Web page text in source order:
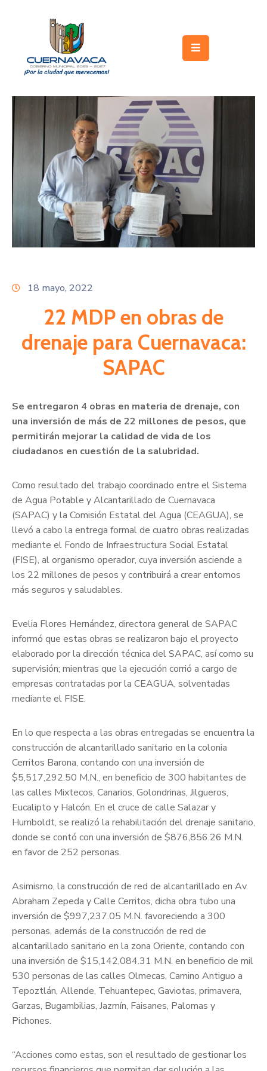
Gobierno
Trámites
y
Servicios
Licitaciones
Transparencia
Directorio
18 mayo, 2022
22 MDP en obras de
drenaje para Cuernavaca:
SAPAC
Se entregaron 4 obras en materia de drenaje, con
una inversión de más de 22 millones de pesos, que
permitirán mejorar la calidad de vida de los
ciudadanos en cuestión de la salubridad.
Como resultado del trabajo coordinado entre el Sistema
de Agua Potable y Alcantarillado de Cuernavaca
(SAPAC) y la Comisión Estatal del Agua (CEAGUA), se
llevó a cabo la entrega formal de cuatro obras realizadas
mediante el Fondo de Infraestructura Social Estatal
(FISE), al organismo operador, cuya inversión asciende a
los 22 millones de pesos y contribuirá a crear entornos
más seguros y saludables.
Evelia Flores Hernández, directora general de SAPAC
informó que estas obras se realizaron bajo el proyecto
elaborado por la dirección técnica del SAPAC, así como su
supervisión; mientras que la ejecución corrió a cargo de
empresas contratadas por la CEAGUA, solventadas
mediante el FISE.
En lo que respecta a las obras entregadas se encuentra la
construcción de alcantarillado sanitario en la colonia
Cerritos Barona, contando con una inversión de
$5,517,292.50 M.N., en beneficio de 300 habitantes de
las calles Mixtecos, Canarios, Golondrinas, Jilgueros,
Eucalipto y Halcón. En el cruce de calle Salazar y
Humboldt, se realizó la rehabilitación del drenaje sanitario,
donde se contó con una inversión de $876,856.26 M.N.
en favor de 252 personas.
Asimismo, la construcción de red de alcantarillado en Av.
Abraham Zepeda y Calle Cerritos, dicha obra tubo una
inversión de $997,237.05 M.N. favoreciendo a 300
personas, además de la construcción de red de
alcantarillado sanitario en la zona Oriente, contando con
una inversión de $15,142,084.31 M.N. en beneficio de mil
530 personas de las calles Olmecas, Camino Antiguo a
Tepoztlán, Allende, Tehuantepec, Gaviotas, primavera,
Garzas, Bugambilias, Jazmín, Faisanes, Palomas y
Pichones.
“Acciones como estas, son el resultado de gestionar los